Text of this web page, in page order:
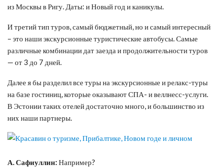
из Москвы в Ригу. Даты: и Новый год и каникулы.
И третий тип туров, самый бюджетный, но и самый интересный
– это наши экскурсионные туристические автобусы. Самые
различные комбинации дат заезда и продолжительности туров
— от 3 до 7 дней.
Далее я бы разделил все туры на экскурсионные и релакс-туры
на базе гостиниц, которые оказывают СПА- и веллнесс-услуги.
В Эстонии таких отелей достаточно много, и большинство из
них наши партнеры.
А. Сафиуллин: Например?